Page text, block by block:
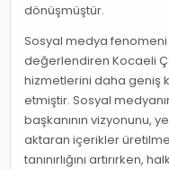
dönüşmüştür.
Sosyal medya fenomeni
değerlendiren Kocaeli
hizmetlerini daha geniş
etmiştir. Sosyal
başkanının vizyonunu,
aktaran içerikler
tanınırlığını artırırken,